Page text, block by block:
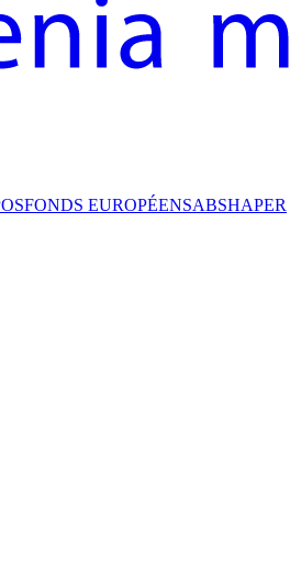
FONDS EUROPÉENSABSHAPER